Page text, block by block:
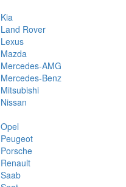
Kia
Land Rover
Lexus
Mazda
Mercedes-AMG
Mercedes-Benz
Mitsubishi
Nissan
Opel
Peugeot
Porsche
Renault
Saab